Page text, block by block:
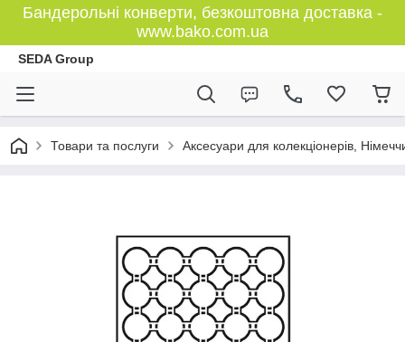
Бандерольні конверти, безкоштовна доставка -
www.bako.com.ua
SEDA Group
Товари та послуги Аксесуари для колекціонерів,